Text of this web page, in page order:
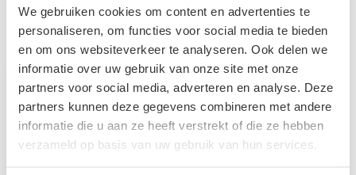
We gebruiken cookies om content en advertenties te
personaliseren, om functies voor social media te bieden
en om ons websiteverkeer te analyseren. Ook delen we
informatie over uw gebruik van onze site met onze
partners voor social media, adverteren en analyse. Deze
partners kunnen deze gegevens combineren met andere
informatie die u aan ze heeft verstrekt of die ze hebben
verzameld op basis van uw gebruik van hun services.
Recent bekeken